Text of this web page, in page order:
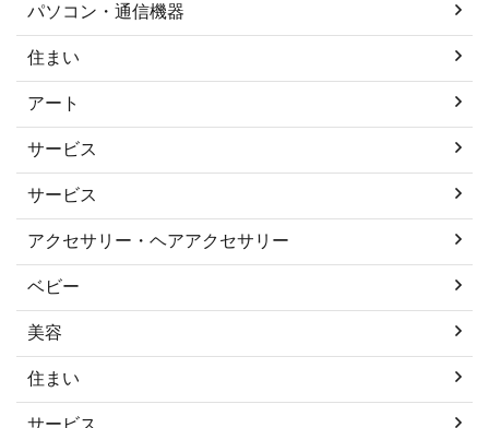
パソコン・通信機器
住まい
アート
サービス
サービス
アクセサリー・ヘアアクセサリー
ベビー
美容
住まい
サービス